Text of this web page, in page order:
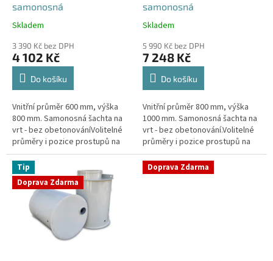
samonosná
Průměrné
produktu
je
4,4
hvězdiček.
Skladem
3 390 Kč bez DPH
4 102 Kč
Do košíku
Vnitřní průměr 600 mm, výška
800 mm. Samonosná šachta na
vrt - bez obetonováníVolitelné
průměry i pozice prostupů na
pažení vrtu, hadice i elektřinu -
požadované průměry...
samonosná
Průměrné
produktu
je
4,3
hvězdiček.
Skladem
5 990 Kč bez DPH
7 248 Kč
Do košíku
Vnitřní průměr 800 mm, výška
1000 mm. Samonosná šachta na
vrt - bez obetonování.Volitelné
průměry i pozice prostupů na
pažení vrtu, hadice i elektřinu -
požadované průměry...
Tip
Doprava Zdarma
Doprava Zdarma